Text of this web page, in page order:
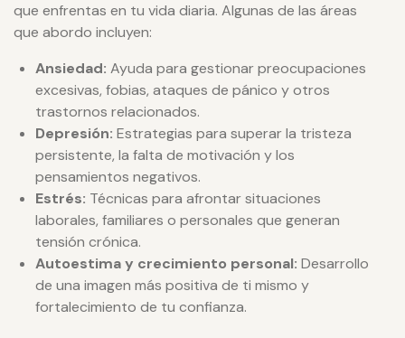
que enfrentas en tu vida diaria. Algunas de las áreas
que abordo incluyen:
Ansiedad: Ayuda para gestionar preocupaciones
excesivas, fobias, ataques de pánico y otros
trastornos relacionados.
Depresión: Estrategias para superar la tristeza
persistente, la falta de motivación y los
pensamientos negativos.
Estrés: Técnicas para afrontar situaciones
laborales, familiares o personales que generan
tensión crónica.
Autoestima y crecimiento personal: Desarrollo
de una imagen más positiva de ti mismo y
fortalecimiento de tu confianza.